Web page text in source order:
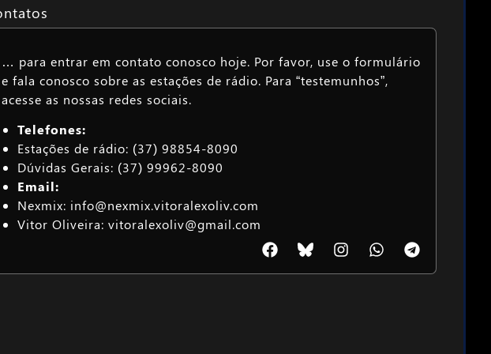
… para entrar em contato conosco hoje. Por favor, use o formulário
e fala conosco sobre as estações de rádio. Para “testemunhos”,
acesse as nossas redes sociais.
Telefones:
Estações de rádio: (37) 98854-8090
Dúvidas Gerais: (37) 99962-8090
Email:
Nexmix: info@nexmix.vitoralexoliv.com
Vitor Oliveira: vitoralexoliv@gmail.com